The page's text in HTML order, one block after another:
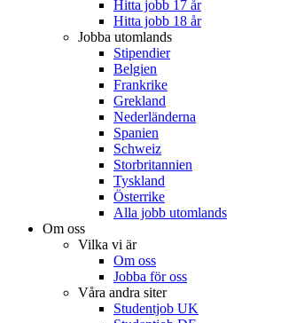
Hitta jobb 17 år
Hitta jobb 18 år
Jobba utomlands
Stipendier
Belgien
Frankrike
Grekland
Nederländerna
Spanien
Schweiz
Storbritannien
Tyskland
Österrike
Alla jobb utomlands
Om oss
Vilka vi är
Om oss
Jobba för oss
Våra andra siter
Studentjob UK